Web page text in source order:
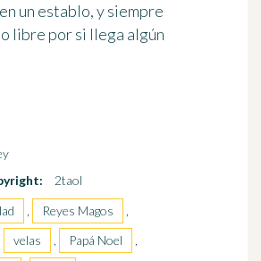
un establo, y siempre
libre por si llega algún
2taol
, Reyes Magos
,
velas , Papá Noel
,